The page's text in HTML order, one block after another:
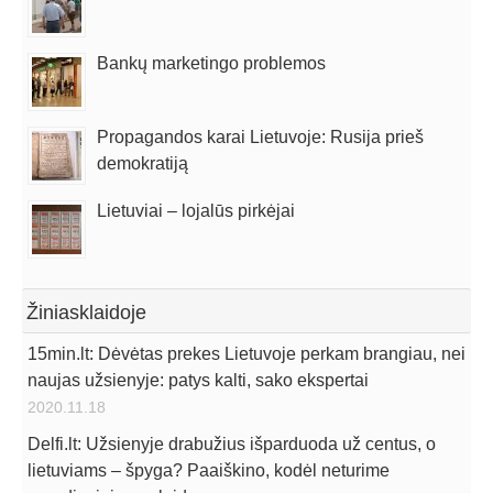
Bankų marketingo problemos
Propagandos karai Lietuvoje: Rusija prieš
demokratiją
Lietuviai – lojalūs pirkėjai
Žiniasklaidoje
15min.lt: Dėvėtas prekes Lietuvoje perkam brangiau, nei
naujas užsienyje: patys kalti, sako ekspertai
2020.11.18
Delfi.lt: Užsienyje drabužius išparduoda už centus, o
lietuviams – špyga? Paaiškino, kodėl neturime